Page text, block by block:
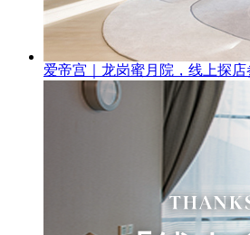
爱帝宫｜龙岗蜜月院，线上探店